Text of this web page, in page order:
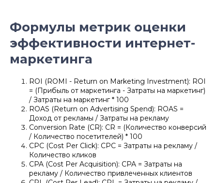
Формулы метрик оценки
эффективности интернет-
маркетинга
ROI (ROMI - Return on Marketing Investment): ROI
= (Прибыль от маркетинга - Затраты на маркетинг)
/ Затраты на маркетинг * 100
ROAS (Return on Advertising Spend): ROAS =
Доход от рекламы / Затраты на рекламу
Conversion Rate (CR): CR = (Количество конверсий
/ Количество посетителей) * 100
CPC (Cost Per Click): CPC = Затраты на рекламу /
Количество кликов
CPA (Cost Per Acquisition): CPA = Затраты на
рекламу / Количество привлеченных клиентов